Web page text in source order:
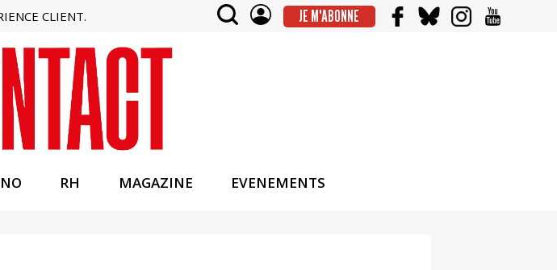
CLIENT. JE M'ABONNE
RH MAGAZINE EVENEMENTS